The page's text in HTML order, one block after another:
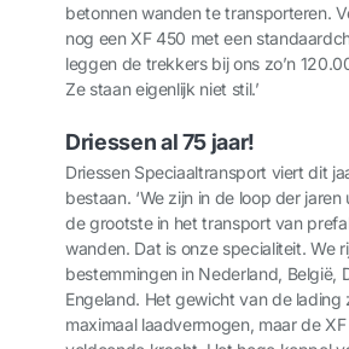
betonnen wanden te transporteren.
nog een XF 450 met een
leggen de trekkers bij ons zo’n
Ze staan eigenlijk niet stil.’
Driessen al 75 jaar!
Driessen Speciaaltransport viert dit
bestaan. ‘We zijn in de loop der
de grootste in het transport van
wanden. Dat is onze specialiteit. We
bestemmingen in Nederland, België,
Engeland. Het gewicht van de lading
maximaal laadvermogen, maar de